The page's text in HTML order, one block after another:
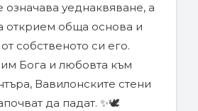
означава уеднаквяване, а
открием обща основа и
собственото си его.
Бога и любовта към
Вавилонските стени
да падат. ✨🕊️